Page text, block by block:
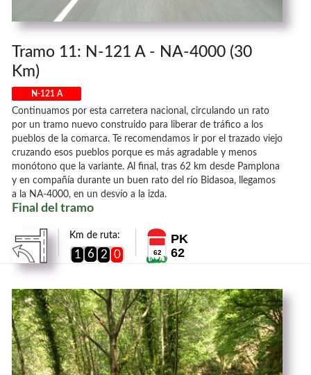
Tramo 11: N-121 A - NA-4000 (30
Km)
N-121 A
Continuamos por esta carretera nacional, circulando un rato
por un tramo nuevo construido para liberar de tráfico a los
pueblos de la comarca. Te recomendamos ir por el trazado viejo
cruzando esos pueblos porque es más agradable y menos
monótono que la variante. Al final, tras 62 km desde Pamplona
y en compañía durante un buen rato del río Bidasoa, llegamos
a la NA-4000, en un desvío a la izda.
Final del tramo
Km de ruta:
1 6 2 0 62
PK
62